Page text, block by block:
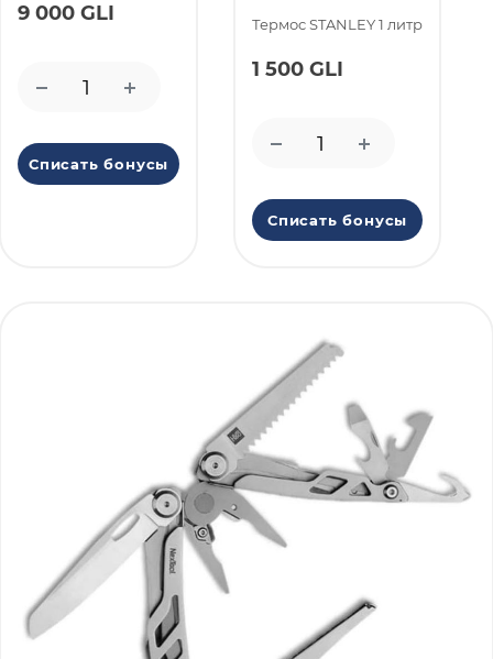
9 000 GLI
Списать бонусы
Термоc STANLEY 1 литр
1 500 GLI
Списать бонусы